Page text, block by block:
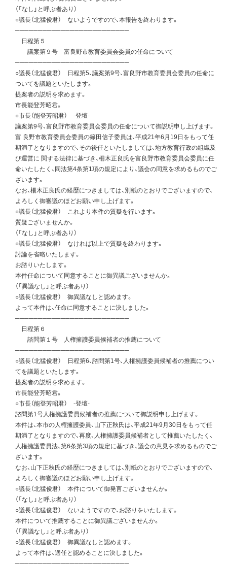
（「なし」と呼ぶ者あり）
○議長（北猛俊君） ないようですので、本報告を終わります。
─────────────────────────
日程第５
議案第９号 富良野市教育委員会委員の任命について
─────────────────────────
○議長（北猛俊君） 日程第5、議案第9号、富良野市教育委員会委員の任命に
ついてを議題といたします。
提案者の説明を求めます。
市長能登芳昭君。
○市長（能登芳昭君） -登壇-
議案第9号、富良野市教育委員会委員の任命について御説明申し上げます。
富 良野市教育委員会委員の篠田信子委員は、平成21年6月19日をもって任
期満了となりますので、その後任といたしましては、地方教育行政の組織及
び運営に 関する法律に基づき、柵木正良氏を富良野市教育委員会委員に任
命いたしたく、同法第4条第1項の規定により、議会の同意を求めるものでご
ざいます。
なお、柵木正良氏の経歴につきましては、別紙のとおりでございますので、
よろしく御審議のほどお願い申し上げます。
○議長（北猛俊君） これより本件の質疑を行います。
質疑ございませんか。
（「なし」と呼ぶ者あり）
○議長（北猛俊君） なければ以上で質疑を終わります。
討論を省略いたします。
お諮りいたします。
本件任命について同意することに御異議ございませんか。
（「異議なし」と呼ぶ者あり）
○議長（北猛俊君） 御異議なしと認めます。
よって本件は、任命に同意することに決しました。
─────────────────────────
日程第６
諮問第１号 人権擁護委員候補者の推薦について
─────────────────────────
○議長（北猛俊君） 日程第6、諮問第1号、人権擁護委員候補者の推薦につい
てを議題といたします。
提案者の説明を求めます。
市長能登芳昭君。
○市長（能登芳昭君） -登壇-
諮問第1号人権擁護委員候補者の推薦について御説明申し上げます。
本件は、本市の人権擁護委員、山下正秋氏は、平成21年9月30日をもって任
期満了となりますので、再度、人権擁護委員候補者として推薦いたしたく、
人権擁護委員法、第6条第3項の規定に基づき、議会の意見を求めるものでご
ざいます。
なお、山下正秋氏の経歴につきましては、別紙のとおりでございますので、
よろしく御審議のほどお願い申し上げます。
○議長（北猛俊君） 本件について御発言ございませんか。
（「なし」と呼ぶ者あり）
○議長（北猛俊君） ないようですので、お諮りをいたします。
本件について推薦することに御異議ございませんか。
（「異議なし」と呼ぶ者あり）
○議長（北猛俊君） 御異議なしと認めます。
よって本件は、適任と認めることに決しました。